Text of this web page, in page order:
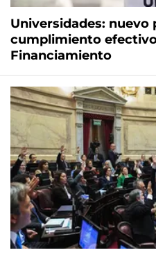
Universidades: nuevo
cumplimiento
Financiamiento